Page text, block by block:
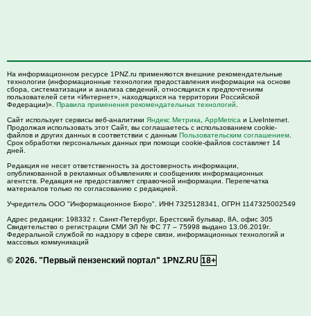
На информационном ресурсе 1PNZ.ru применяются внешние рекомендательные
технологии (информационные технологии предоставления информации на основе
сбора, систематизации и анализа сведений, относящихся к предпочтениям
пользователей сети «Интернет», находящихся на территории Российской
Федерации)». Правила применения рекомендательных технологий
Сайт использует сервисы веб-аналитики Яндекс Метрика AppMetrica и LiveInternet.
Продолжая использовать этот Сайт, вы соглашаетесь с использованием cookie-
файлов и других данных в соответствии с данным Пользовательским соглашением
Срок обработки персональных данных при помощи cookie-файлов составляет 14
дней.
Редакция не несет ответственность за достоверность информации,
опубликованной в рекламных объявлениях и сообщениях информационных
агентств. Редакция не предоставляет справочной информации. Перепечатка
материалов только по согласованию с редакцией.
Учредитель ООО "Информационное Бюро". ИНН 7325128341, ОГРН 1147325002549
Адрес редакции: 198332 г. Санкт-Петербург, Брестский бульвар, 8А, офис 305
Свидетельство о регистрации СМИ ЭЛ № ФС 77 – 75998 выдано 13.06.2019г.
Федеральной службой по надзору в сфере связи, информационных технологий и
массовых коммуникаций
© 2026. "Первый пензенский портал" 1PNZ.RU 18+